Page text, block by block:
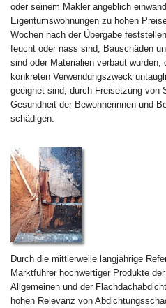
oder seinem Makler angeblich
Eigentumswohnungen zu hohen
Wochen nach der Übergabe
feucht oder nass sind, Bauschäden
sind oder Materialien verbaut
konkreten Verwendungszweck
geeignet sind, durch Freisetzung von
Gesundheit der Bewohnerinnen und
schädigen.
Durch die mittlerweile langjährige
Marktführer hochwertiger Produkte
Allgemeinen und der
hohen Relevanz von